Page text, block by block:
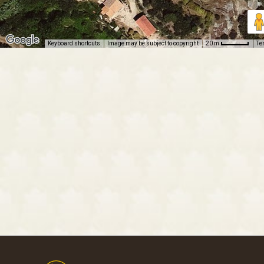
Keyboard shortcuts Image may be subject to copyright 20 m